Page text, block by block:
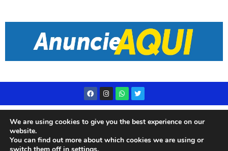
We are using cookies to give you the best experience on our
website.
You can find out more about which cookies we are using or